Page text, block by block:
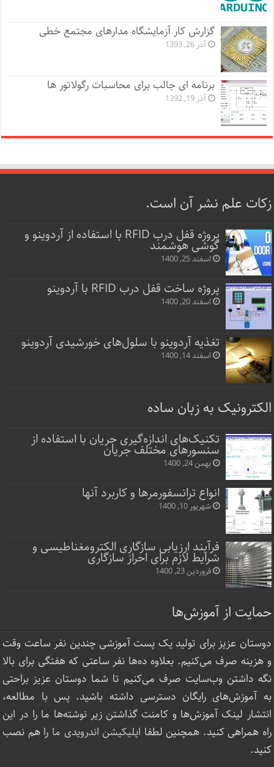
گزارش کار آزمایشگاه مدارهای مجتمع خطی
آذر 26, 1393
برنامه ای جالب برای محاسبات رگولاتور ها
آذر 19, 1392
زکات علم نشر آن است.
پروژه قفل‌ درب RFID با استفاده از آردوینو و
گوشی هوشمند
اسفند 25, 1400
پروژه ساخت قفل‌ درب RFID با آردوینو
اسفند 20, 1400
تغذیه آردوینو با سلول‌های خورشیدی آردوینو
اسفند 14, 1400
الکترونیک به زبان ساده
تکنیک‌های اندازه‌گیری جریان با استفاده از
سنسورهای مختلف جریان
بهمن 24, 1400
انواع ترانسفورمرها و کاربرد آنها
شهریور 10, 1400
فرآیند ارزیابی سازگاری الکترومغناطیسی و
شرایط لازم برای احراز سازگاری
فروردین 23, 1400
حمایت از آموزش‌ها
دوستان عزیز برای تولید یک پست آموزشی چندین نفر ساعت‌ وقت
و هزینه صرف می‌کنیم. بعلاوه ده‌ها نفر ساعتی که هفتگی برای بالا
نگه داشتن وب‌سایت صرف ‌می‌کنیم تا شما دوستان عزیز براحتی
به آموزش‌های رایگان دسترسی داشته باشید. پس با مطالعه،
انتشار لینک‌ آموزش‌ها و کامنت گذاشتن زیر نوشته‌‌ها ما را در این
راه همراهی کنید. همچنین لطفا اپلیکیشن اندرویدی ما را هم نصب
کنید.